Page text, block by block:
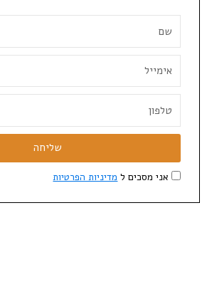
אני מסכים ל מדיניות הפרטיות
שליחה